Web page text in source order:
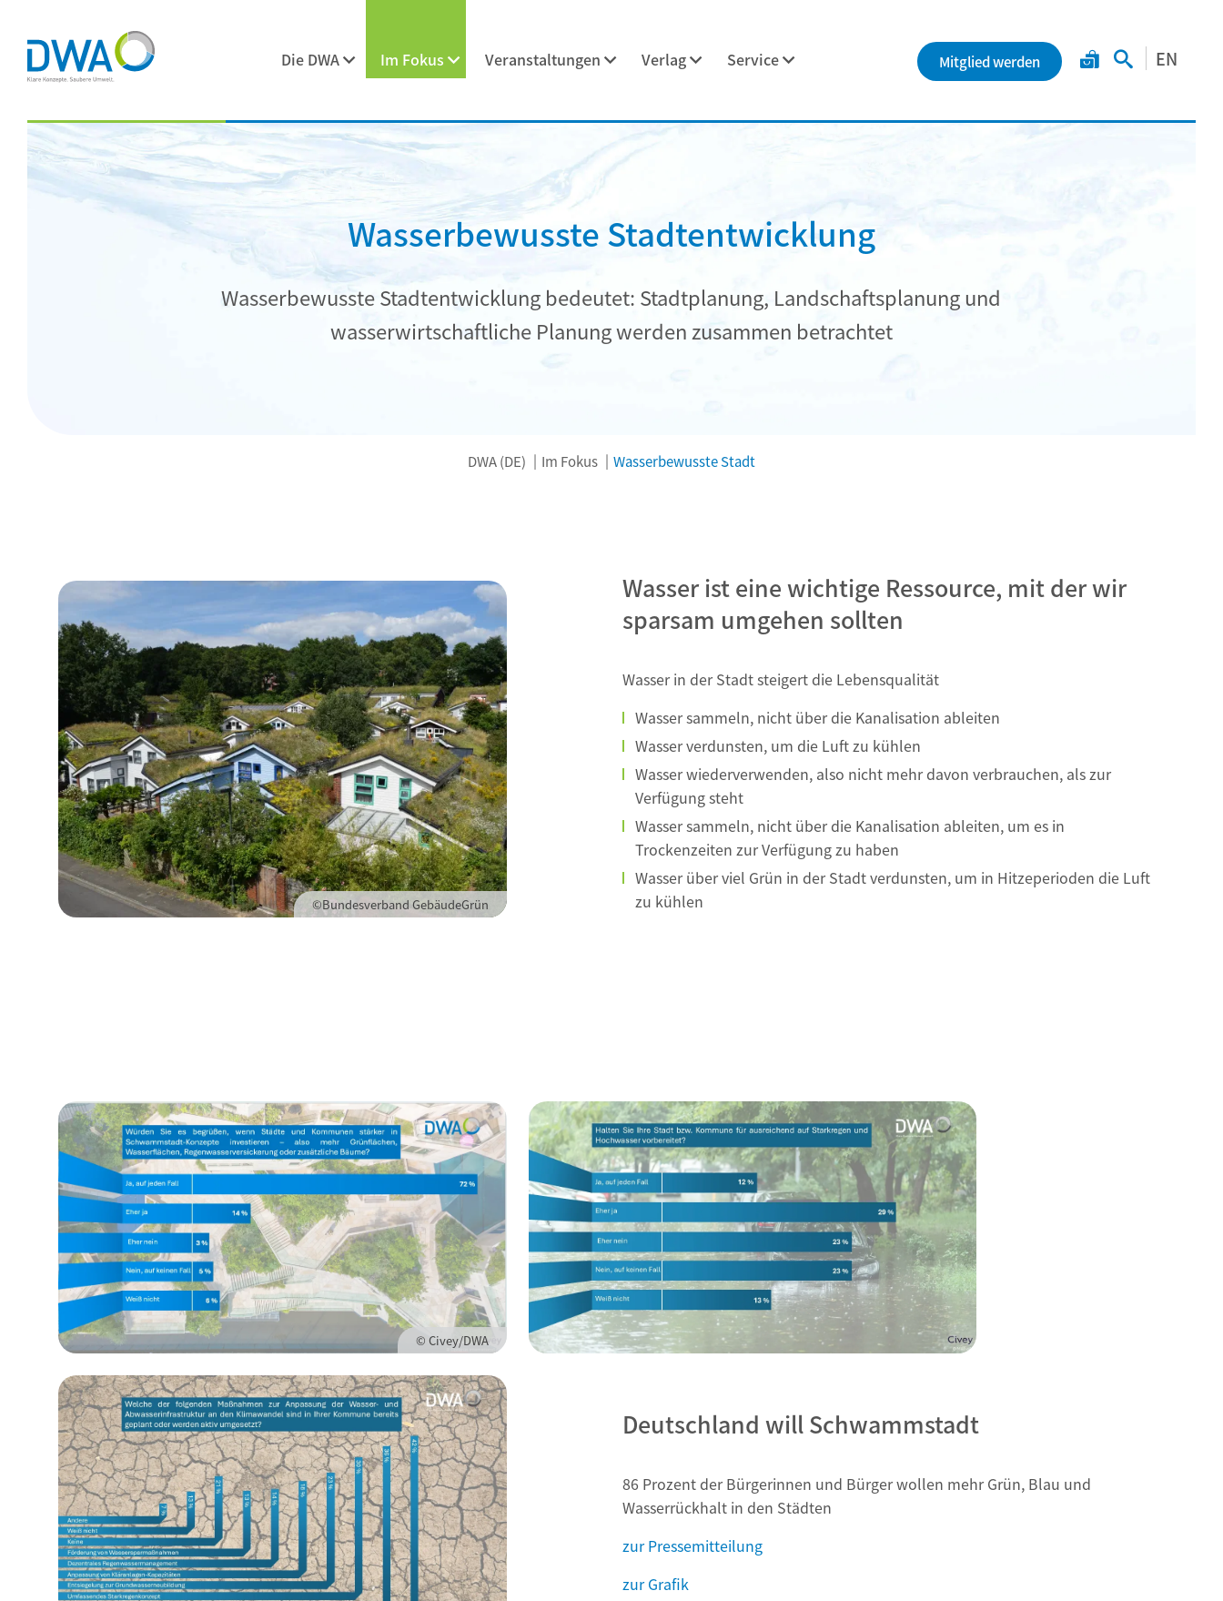
Die DWA Im Fokus Veranstaltungen Verlag Service Mitglied werden EN
Wasserbewusste Stadtentwicklung
Wasserbewusste Stadtentwicklung bedeutet: Stadtplanung, Landschaftsplanung und
wasserwirtschaftliche Planung werden zusammen betrachtet
DWA (DE) Im Fokus Wasserbewusste Stadt
Wasser ist eine wichtige Ressource, mit der wir
sparsam umgehen sollten
Wasser in der Stadt steigert die Lebensqualität
Wasser sammeln, nicht über die Kanalisation ableiten
Wasser verdunsten, um die Luft zu kühlen
Wasser wiederverwenden, also nicht mehr davon verbrauchen, als zur
Verfügung steht
Wasser sammeln, nicht über die Kanalisation ableiten, um es in
Trockenzeiten zur Verfügung zu haben
Wasser über viel Grün in der Stadt verdunsten, um in Hitzeperioden die Luft
zu kühlen
©Bundesverband GebäudeGrün
Deutschland will Schwammstadt
86 Prozent der Bürgerinnen und Bürger wollen mehr Grün, Blau und
Wasserrückhalt in den Städten
zur Pressemitteilung
zur Grafik
© Civey/DWA